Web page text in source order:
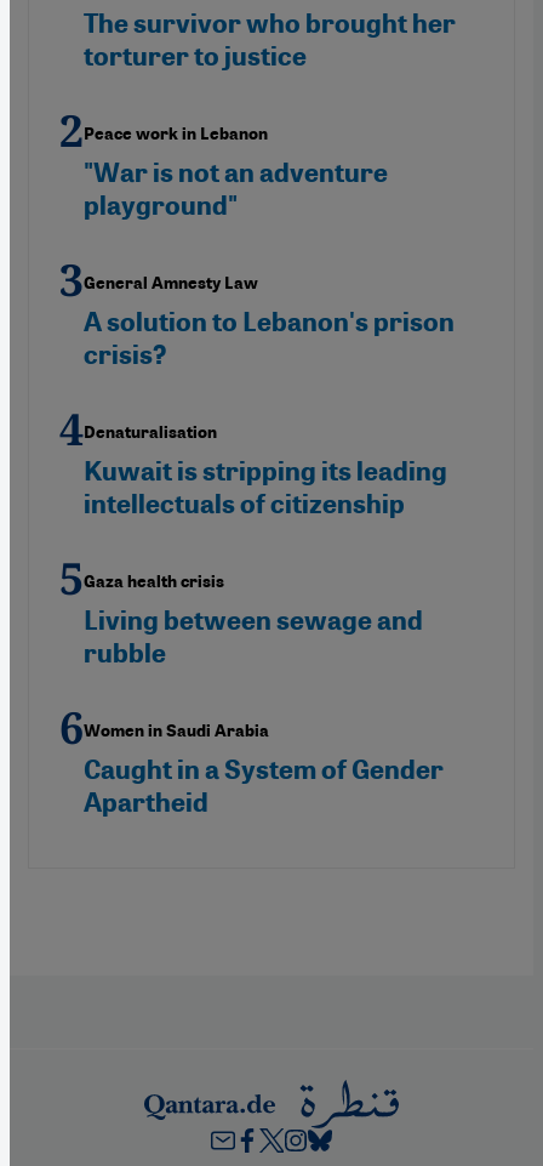
The survivor who brought her
torturer to justice
Peace work in Lebanon
"War is not an adventure
playground"
General Amnesty Law
A solution to Lebanon's prison
crisis?
Denaturalisation
Kuwait is stripping its leading
intellectuals of citizenship
Gaza health crisis
Living between sewage and
rubble
Women in Saudi Arabia
Caught in a System of Gender
Apartheid